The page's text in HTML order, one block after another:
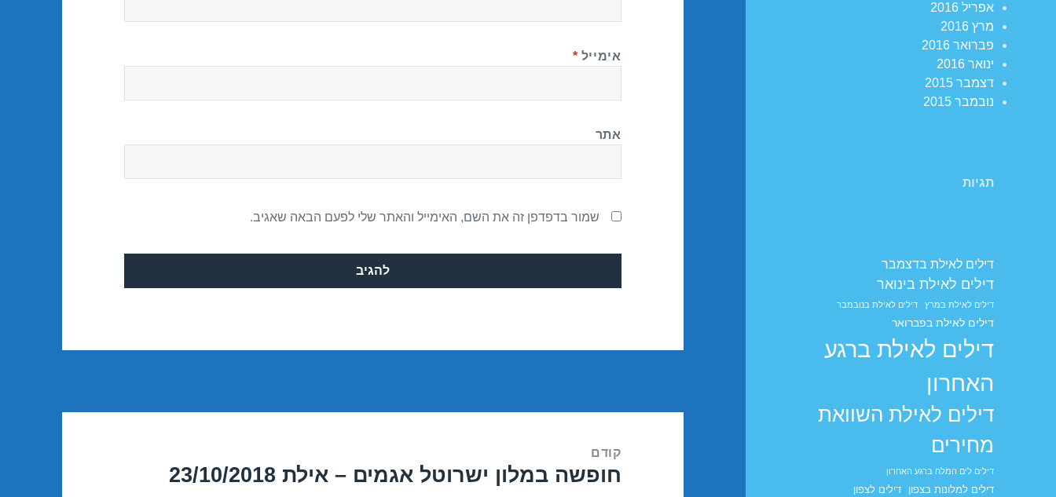
אפריל 2016
מרץ 2016
פברואר 2016
ינואר 2016
דצמבר 2015
נובמבר 2015
תגיות
דילים לאילת בדצמבר
דילים לאילת בינואר
דילים לאילת במרץ דילים לאילת בנובמבר
דילים לאילת בפברואר
דילים לאילת ברגע
האחרון
דילים לאילת השוואת
מחירים
דילים לים המלח ברגע האחרון
דילים למלונות בצפון דילים לצפון
אימייל *
אתר
שמור בדפדפן זה את השם, האימייל והאתר שלי לפעם הבאה שאגיב.
קודם
הפוסט
חופשה במלון ישרוטל אגמים – אילת 23/10/2018